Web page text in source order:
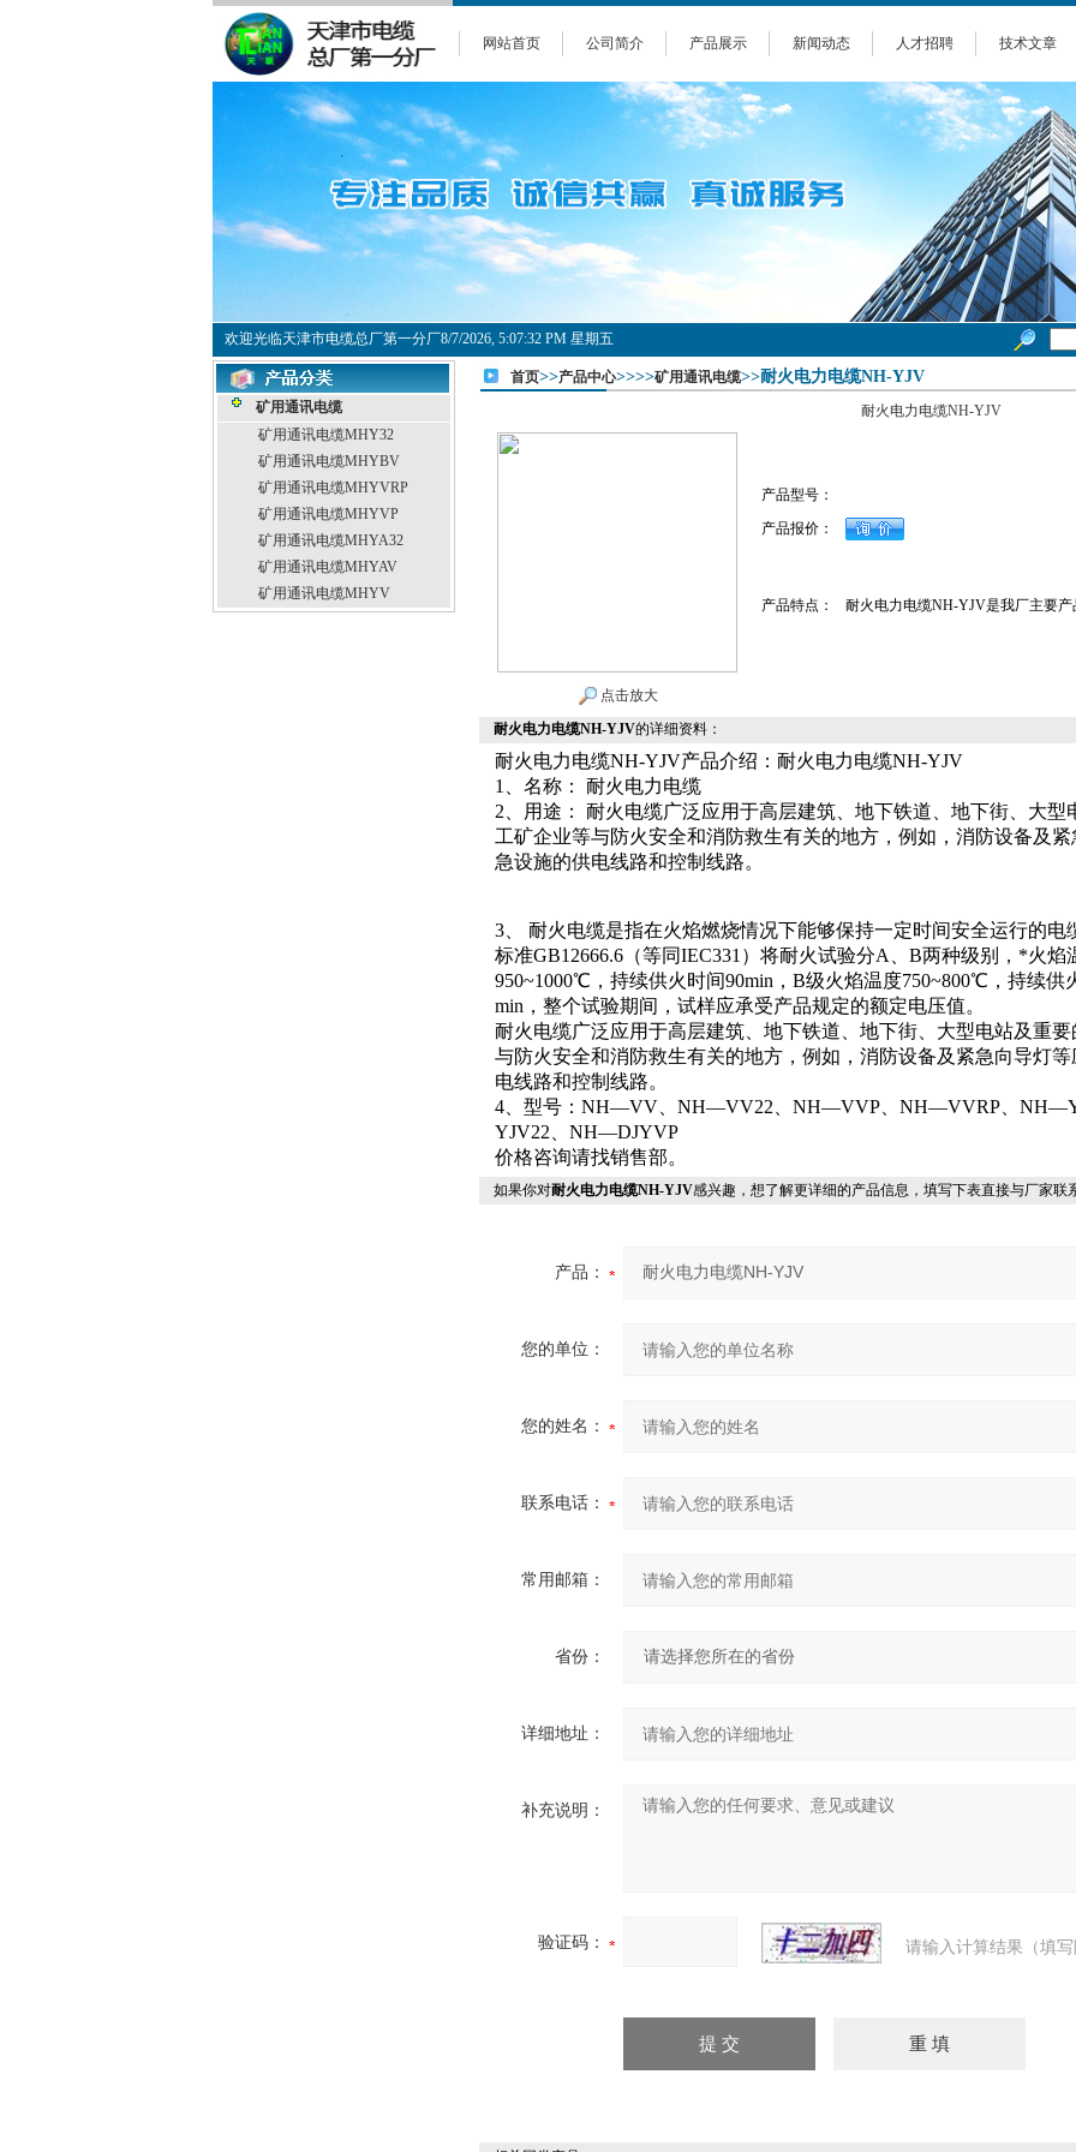
网站首页 公司简介 产品展示 新闻动态 人才招聘 技术文章
欢迎光临天津市电缆总厂第一分厂8/7/2026, 5:07:33 PM 星期五
矿用通讯电缆
矿用通讯电缆MHY32
矿用通讯电缆MHYBV
矿用通讯电缆MHYVRP
矿用通讯电缆MHYVP
矿用通讯电缆MHYA32
矿用通讯电缆MHYAV
矿用通讯电缆MHYV
首页>>产品中心>>>>矿用通讯电缆>>耐火电力电缆NH-YJV
耐火电力电缆NH-YJV
点击放大
产品型号：
产品报价：
产品特点： 耐火电力电缆NH-YJV是我厂主要产
耐火电力电缆NH-YJV的详细资料：
耐火电力电缆NH-YJV产品介绍：耐火电力电缆NH-YJV
1、名称： 耐火电力电缆
2、用途： 耐火电缆广泛应用于高层建筑、地下铁道、地下街、大型
工矿企业等与防火安全和消防救生有关的地方，例如，消防设备及
急设施的供电线路和控制线路。
3、 耐火电缆是指在火焰燃烧情况下能够保持一定时间安全运行的电
标准GB12666.6（等同IEC331）将耐火试验分A、B两种级别，*火焰
950~1000℃，持续供火时间90min，B级火焰温度750~800℃，持续供
min，整个试验期间，试样应承受产品规定的额定电压值。
耐火电缆广泛应用于高层建筑、地下铁道、地下街、大型电站及重
与防火安全和消防救生有关的地方，例如，消防设备及紧急向导灯
电线路和控制线路。
4、型号：NH—VV、NH—VV22、NH—VVP、NH—VVRP、
YJV22、NH—DJYVP
价格咨询请找销售部。
如果你对耐火电力电缆NH-YJV感兴趣，想了解更详细的产品信息，填写下表直接与厂家联
产品：
您的单位：
您的姓名：
联系电话：
常用邮箱：
省份：
详细地址：
补充说明：
验证码： 请输入计算结果（填